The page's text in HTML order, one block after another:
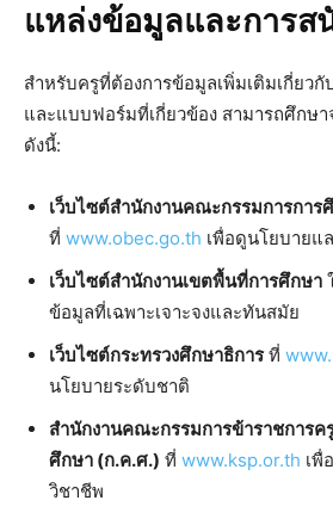
แหล่งข้อมูลและการส
สำหรับครูที่ต้องการข้อมูลเพิ่มเติมเกี่ยวกั
และแบบฟอร์มที่เกี่ยวข้อง สามารถศึกษ
ดังนี้:
เว็บไซต์สำนักงานคณะกรรมการกา
ที่ www.obec.go.th เพื่อดูนโยบายแ
เว็บไซต์สำนักงานเขตพื้นที่การศึกษา
ข้อมูลที่เฉพาะเจาะจงและทันสมัย
เว็บไซต์กระทรวงศึกษาธิการที่
นโยบายระดับชาติ
สำนักงานคณะกรรมการข้าราชการค
ศึกษา (ก.ค.ศ.) ที่ www.ksp.or.th เพื่
วิชาชีพ